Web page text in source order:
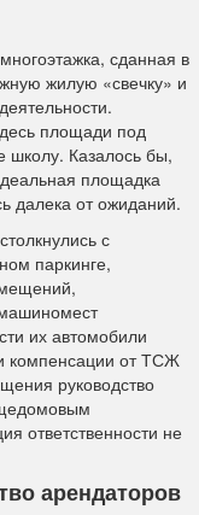
сданная в
жилую «свечку» и
площади под
школу. Казалось бы,
площадка
далека от ожиданий.
с
паркинге,
их автомобили
компенсации от ТСЖ
руководство
ответственности не
арендаторов